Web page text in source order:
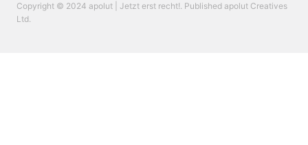
Copyright © 2024 apolut | Jetzt erst recht!. Published apolut Creatives
Ltd.